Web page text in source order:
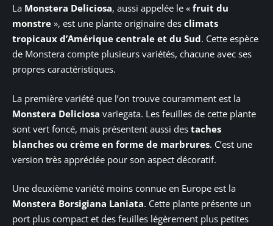
La Monstera Deliciosa, aussi appelée le « fruit du
monstre », est une plante originaire des climats
tropicaux d’Amérique centrale et du Sud. Cette espèce
de Monstera compte plusieurs variétés, chacune avec ses
propres caractéristiques.
La première variété que l’on trouve couramment est la
Monstera Deliciosa variegata. Les feuilles de cette plante
sont vert foncé, mais présentent aussi des taches
blanches ou crème en forme de marbrures. C’est une
version très appréciée pour son aspect décoratif.
Une deuxième variété moins connue en Europe est la
Monstera Borsigiana Laniata. Cette plante présente un
port plus compact et des feuilles légèrement plus petites